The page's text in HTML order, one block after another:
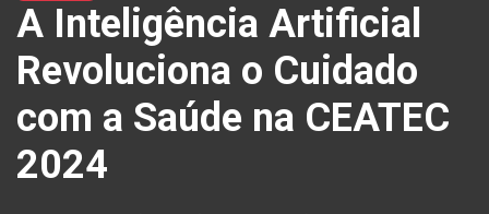
A Inteligência Artificial
Revoluciona o Cuidado
com a Saúde na CEATEC
2024